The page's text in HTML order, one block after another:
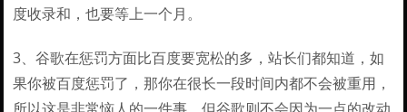
度收录和，也要等上一个月。
3、谷歌在惩罚方面比百度要宽松的多，站长们都知道，如
果你被百度惩罚了，那你在很长一段时间内都不会被重用，